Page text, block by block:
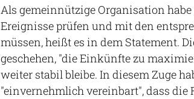
Als gemeinnützige Organisation
Ereignisse prüfen und mit den
müssen, heißt es in dem Statement.
geschehen, "die Einkünfte zu
weiter stabil bleibe. In diesem Zuge
"einvernehmlich vereinbart", dass